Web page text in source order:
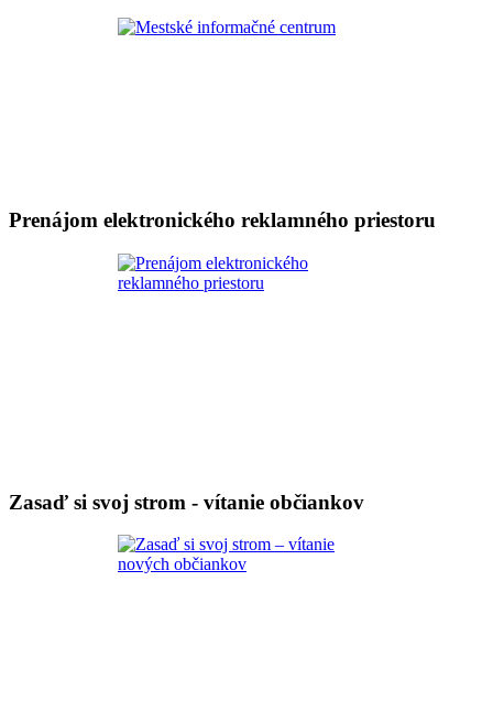
Prenájom elektronického reklamného priestoru
Zasaď si svoj strom - vítanie občiankov